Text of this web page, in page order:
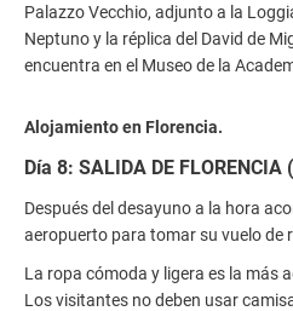
Palazzo Vecchio, adjunto a la
Neptuno y la réplica del David de
encuentra en el Museo de la
Alojamiento en Florencia.
Día 8: SALIDA DE
Después del desayuno a la hora
aeropuerto para tomar su vuelo de
La ropa cómoda y ligera es la más
Los visitantes no deben usar